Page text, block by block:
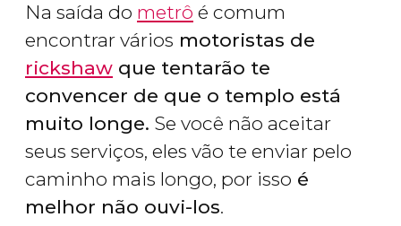
Na saída do metrô é comum
encontrar vários motoristas de
rickshaw que tentarão te
convencer de que o templo está
muito longe. Se você não aceitar
seus serviços, eles vão te enviar pelo
caminho mais longo, por isso é
melhor não ouvi-los.